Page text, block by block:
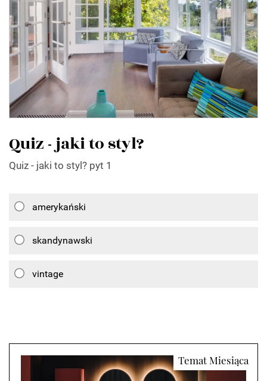
Quiz - jaki to styl?
Quiz - jaki to styl? pyt 1
amerykański
skandynawski
vintage